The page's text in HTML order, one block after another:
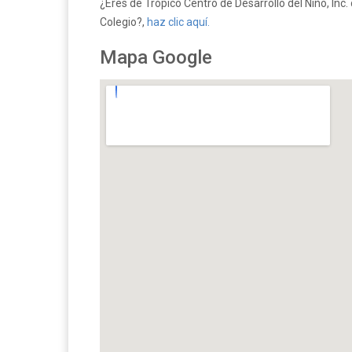
¿Eres de Trópico Centro de Desarrollo del Niño,
Colegio?, haz clic aquí.
Mapa Google